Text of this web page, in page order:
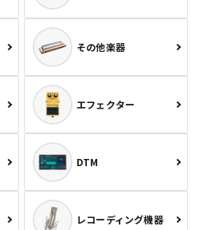
その他楽器
エフェクター
DTM
レコーディング機器